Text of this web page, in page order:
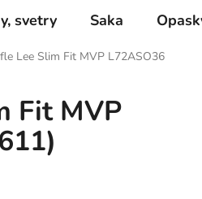
KOŠÍK
svetry Saka
Lee Slim Fit MVP L72ASO36
Fit MVP